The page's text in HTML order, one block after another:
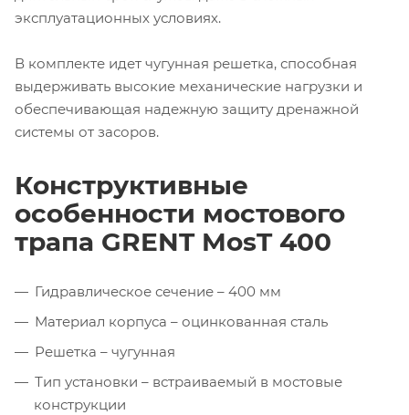
эксплуатационных условиях.
В комплекте идет чугунная решетка, способная
выдерживать высокие механические нагрузки и
обеспечивающая надежную защиту дренажной
системы от засоров.
Конструктивные
особенности мостового
трапа GRENT MosT 400
Гидравлическое сечение – 400 мм
Материал корпуса – оцинкованная сталь
Решетка – чугунная
Тип установки – встраиваемый в мостовые
конструкции